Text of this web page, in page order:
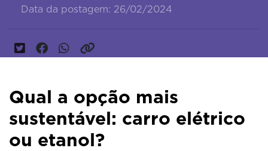
Data da postagem: 26/02/2024
Qual a opção mais
sustentável: carro elétrico
ou etanol?